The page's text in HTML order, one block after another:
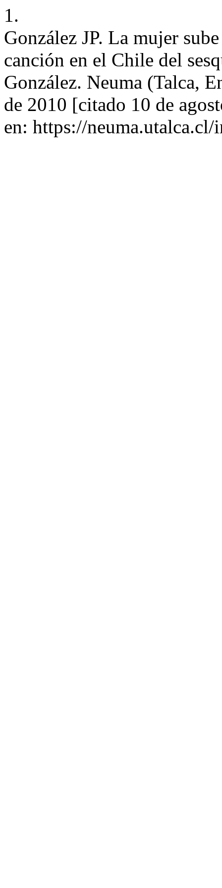
1.
González JP. La mujer
canción en el Chile del
González. Neuma (Talca,
de 2010 [citado 10 de
en: https://